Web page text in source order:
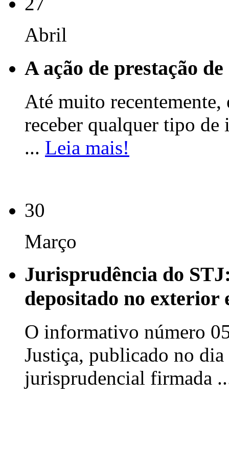
Abril
A ação de prestação
Até muito
receber qualquer tipo de
... Leia mais!
30
Março
Jurisprudência do
depositado no exterior
O informativo número
Justiça, publicado no
jurisprudencial firmada